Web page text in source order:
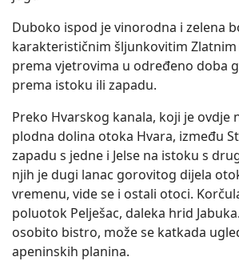
Duboko ispod je vinorodna i zelena
karakterističnim šljunkovitim
prema vjetrovima u određeno doba
prema istoku ili zapadu.
Preko Hvarskog kanala, koji je ovdje
plodna dolina otoka Hvara, između
zapadu s jedne i Jelse na istoku s
njih je dugi lanac gorovitog dijela
vremenu, vide se i ostali otoci.
poluotok Pelješac, daleka hrid
osobito bistro, može se katkada
apeninskih planina.